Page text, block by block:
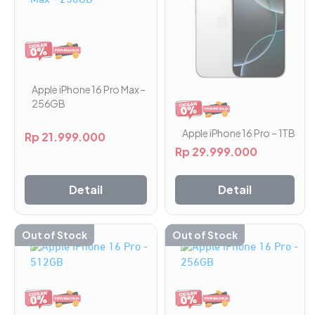
Apple iPhone 16 Pro Max –
256GB
Rp 21.999.000
Pilihan
ini
diambil
di
produk
Detail
Apple iPhone 16 Pro – 1TB
Rp 29.999.000
dapat
di
halaman
produk
Detail
Out of Stock
Produk
ini
beberapa
varian.
Out of Stock
Produk
ini
beberapa
varian.